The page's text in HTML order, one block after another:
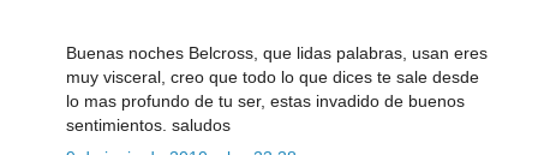
Buenas noches Belcross, que lidas palabras, usan eres
muy visceral, creo que todo lo que dices te sale desde
lo mas profundo de tu ser, estas invadido de buenos
sentimientos. saludos